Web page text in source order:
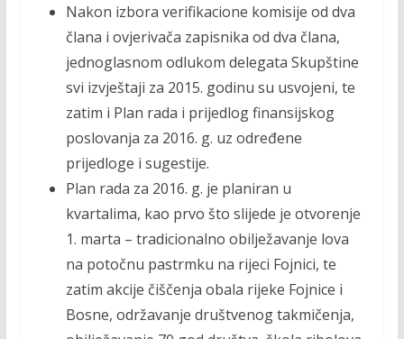
Nakon izbora verifikacione komisije od dva
člana i ovjerivača zapisnika od dva člana,
jednoglasnom odlukom delegata Skupštine
svi izvještaji za 2015. godinu su usvojeni, te
zatim i Plan rada i prijedlog finansijskog
poslovanja za 2016. g. uz određene
prijedloge i sugestije.
Plan rada za 2016. g. je planiran u
kvartalima, kao prvo što slijede je otvorenje
1. marta – tradicionalno obilježavanje lova
na potočnu pastrmku na rijeci Fojnici, te
zatim akcije čiščenja obala rijeke Fojnice i
Bosne, održavanje društvenog takmičenja,